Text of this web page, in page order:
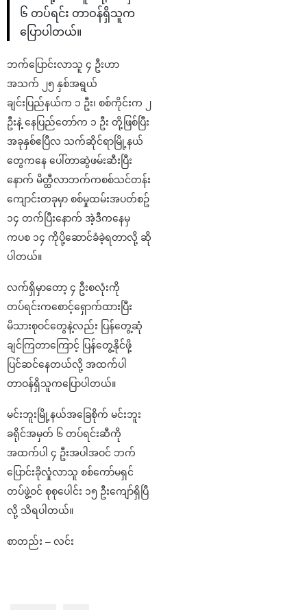
၆ တပ်ရင်း တာဝန်ရှိသူက
ပြောပါတယ်။
ဘက်ပြောင်းလာသူ ၄ ဦးဟာ
အသက် ၂၅ နှစ်အရွယ်
ချင်းပြည်နယ်က ၁ ဦး၊ စစ်ကိုင်းက ၂
ဦးနဲ့ နေပြည်တော်က ၁ ဦး တို့ဖြစ်ပြီး
အခုနှစ်ဧပြီလ သက်ဆိုင်ရာမြို့နယ်
တွေကနေ ပေါ်တာဆွဲဖမ်းဆီးပြီး
နောက် မိတ္ထီလာဘက်ကစစ်သင်တန်း
ကျောင်းတခုမှာ စစ်မှုထမ်းအပတ်စဥ်
၁၄ တက်ပြီးနောက် အဲ့ဒီကနေမှ
ကပစ ၁၄ ကိုပို့ဆောင်ခံခဲ့ရတာလို့ ဆို
ပါတယ်။
လက်ရှိမှာတော့ ၄ ဦးစလုံးကို
တပ်ရင်းကစောင့်ရှောက်ထားပြီး
မိသားစုဝင်တွေနဲ့လည်း ပြန်တွေ့ဆုံ
ချင်ကြတာကြောင့် ပြန်တွေ့နိုင်ဖို့
ပြင်ဆင်နေတယ်လို့ အထက်ပါ
တာဝန်ရှိသူကပြောပါတယ်။
မင်းဘူးမြို့နယ်အခြေစိုက် မင်းဘူး
ခရိုင်အမှတ် ၆ တပ်ရင်းဆီကို
အထက်ပါ ၄ ဦးအပါအဝင် ဘက်
ပြောင်းခိုလှုံလာသူ စစ်ကော်မရှင်
တပ်ဖွဲ့ဝင် စုစုပေါင်း ၁၅ ဦးကျော်ရှိပြီ
လို့ သိရပါတယ်။
စာတည်း – လင်း